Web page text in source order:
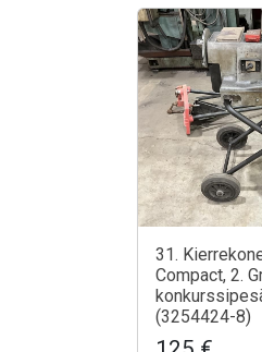
31.
Compact, 2.
(3254424-8)